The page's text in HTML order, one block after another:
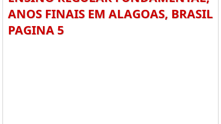
ANOS FINAIS EM ALAGOAS, BRASIL
PAGINA 5